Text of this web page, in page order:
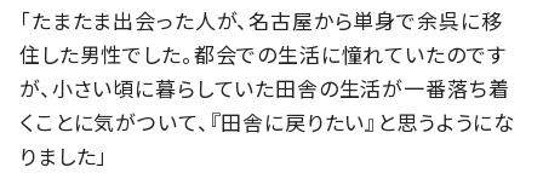
「たまたま出会った人が、名古屋から単身で余呉に移
住した男性でした。都会での生活に憧れていたのです
が、小さい頃に暮らしていた田舎の生活が一番落ち着
くことに気がついて、『田舎に戻りたい』と思うようにな
りました」